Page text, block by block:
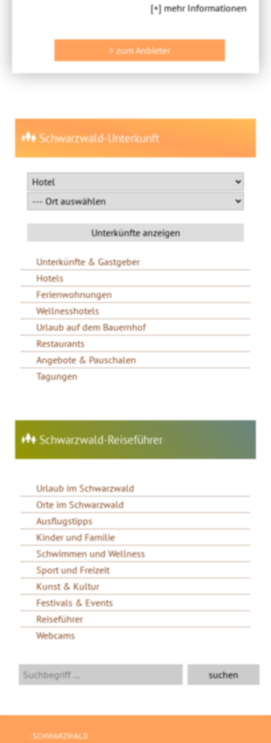
[+] mehr Informationen
> zum Anbieter
Schwarzwald-Unterkunft
Unterkünfte & Gastgeber
Hotels
Ferienwohnungen
Wellnesshotels
Urlaub auf dem Bauernhof
Restaurants
Angebote & Pauschalen
Tagungen
Schwarzwald-Reiseführer
Urlaub im Schwarzwald
Orte im Schwarzwald
Ausflugstipps
Kinder und Familie
Schwimmen und Wellness
Sport und Freizeit
Kunst & Kultur
Festivals & Events
Reiseführer
Webcams
SCHWARZWALD